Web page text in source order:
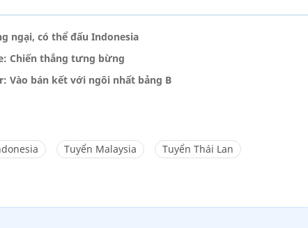
ngại, có thể đấu Indonesia
Chiến thắng tưng bừng
Vào bán kết với ngôi nhất bảng B
Tuyển Malaysia Tuyển Thái Lan